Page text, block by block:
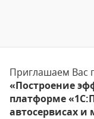
Приглашаем Вас
«Построение
платформе
автосервисах и